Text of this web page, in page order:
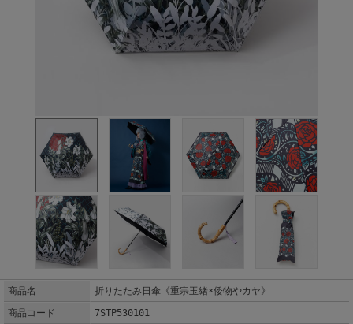
商品名
折りたたみ日傘《重宗玉緒×倭物やカヤ》
商品コード
7STP530101